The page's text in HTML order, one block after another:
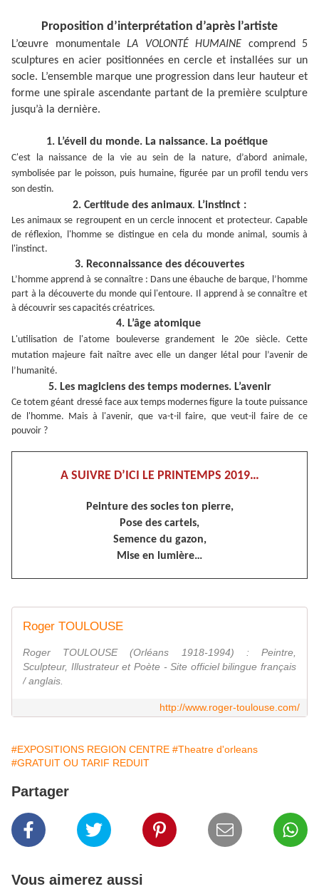
Proposition d’interprétation d’après l’artiste
L’œuvre monumentale LA VOLONTÉ HUMAINE comprend 5
sculptures en acier positionnées en cercle et installées sur un
socle. L’ensemble marque une progression dans leur hauteur et
forme une spirale ascendante partant de la première sculpture
jusqu’à la dernière.
1. L’éveil du monde. La naissance. La poétique
C'est la naissance de la vie au sein de la nature, d’abord animale,
symbolisée par le poisson, puis humaine, figurée par un profil tendu vers
son destin.
2. Certitude des animaux. L’instinct :
Les animaux se regroupent en un cercle innocent et protecteur. Capable
de réflexion, l'homme se distingue en cela du monde animal, soumis à
l'instinct.
3. Reconnaissance des découvertes
L’homme apprend à se connaître : Dans une ébauche de barque, l’homme
part à la découverte du monde qui l'entoure. Il apprend à se connaître et
à découvrir ses capacités créatrices.
4. L’âge atomique
L'utilisation de l'atome bouleverse grandement le 20e siècle. Cette
mutation majeure fait naître avec elle un danger létal pour l’avenir de
l’humanité.
5. Les magiciens des temps modernes. L’avenir
Ce totem géant dressé face aux temps modernes figure la toute puissance
de l'homme. Mais à l'avenir, que va-t-il faire, que veut-il faire de ce
pouvoir ?
A SUIVRE D’ICI LE PRINTEMPS 2019…
Peinture des socles ton pierre,
Pose des cartels,
Semence du gazon,
Mise en lumière…
Roger TOULOUSE
Roger TOULOUSE (Orléans 1918-1994) : Peintre,
Sculpteur, Illustrateur et Poète - Site officiel bilingue français
/ anglais.
http://www.roger-toulouse.com/
#EXPOSITIONS REGION CENTRE #Theatre d'orleans
#GRATUIT OU TARIF REDUIT
Partager
Vous aimerez aussi